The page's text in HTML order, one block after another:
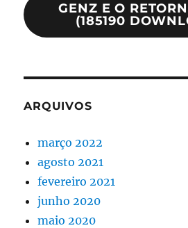
GENZ E O
(185190
ARQUIVOS
março 2022
agosto 2021
fevereiro 2021
junho 2020
maio 2020